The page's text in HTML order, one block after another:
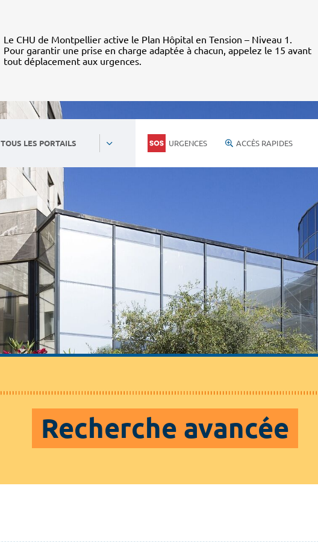
Le CHU de Montpellier active le Plan Hôpital en Tension – Niveau 1.
Pour garantir une prise en charge adaptée à chacun, appelez le 15 avant
tout déplacement aux urgences.
TOUS LES PORTAILS URGENCES ACCÈS RAPIDES
Recherche avancée